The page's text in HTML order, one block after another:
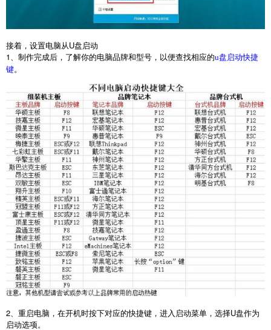
接着，设置电脑从U盘启动
1、制作完成后，了解你的电脑品牌和型号，以便查找相应的u盘启动快捷
键。
2、重启电脑，在开机时按下对应的快捷键，进入启动菜单，选择U盘作为
启动选项。